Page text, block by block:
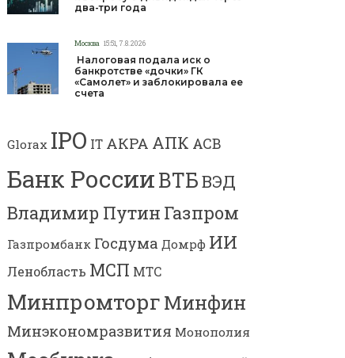
два-три года
Москва 15:51, 7.8.2026
Налоговая подала иск о
банкротстве «дочки» ГК
«Самолет» и заблокировала ее
счета
Glorax IPO IT АКРА АПК АСВ
Банк РоссииВТБВЭД
Владимир Путин Газпром
Газпромбанк Госдума Домрф ИИ
Ленобласть МСП МТС
МинпромторгМинфин
Минэкономразвития Монополия